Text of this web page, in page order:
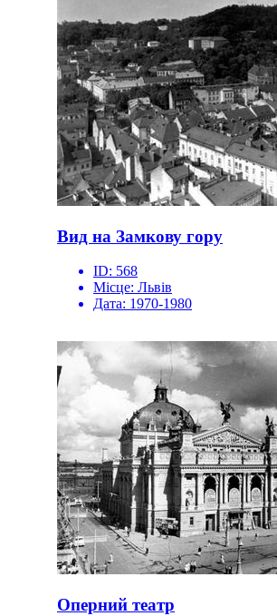
Вид на Замкову гору
ID: 568
Місце: Львів
Дата: 1970-1980
Оперний театр